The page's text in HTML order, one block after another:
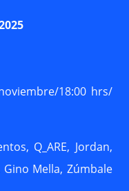
18:00 hrs/
Q_ARE, Jordan,
Mella, Zúmbale